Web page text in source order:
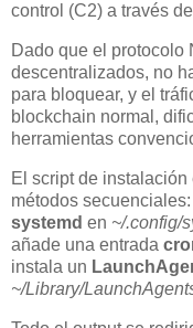
control (C2) a través
Dado que el protocolo
descentralizados, no
para bloquear, y el
blockchain normal,
herramientas
El script de
métodos
systemd en ~/.config/
añade una entrada
instala un
~/Library/